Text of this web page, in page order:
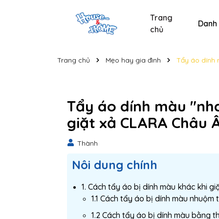
Trang
chủ
Trang chủ Mẹo hay gia đình Tẩy áo dính
Tẩy áo dính màu
giặt xả CLARA Châu
Thành
Nôi dung chính
1. Cách tẩy áo bị dính màu khác khi
1.1 Cách tẩy áo bị dính màu
1.2 Cách tẩy áo bị dính màu bằng